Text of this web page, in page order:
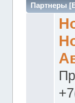
Партнеры